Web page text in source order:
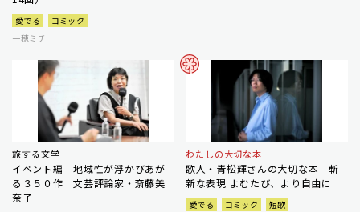
愛でる
コミック
一穂ミチ
旅する文学
イベント編 地域性が浮かびあが
る３５０作 文芸評論家・斎藤美
奈子
わたしの大切な本
歌人・青松輝さんの大切な本 斬
新な表現 よむたび、より自由に
愛でる コミック 短歌